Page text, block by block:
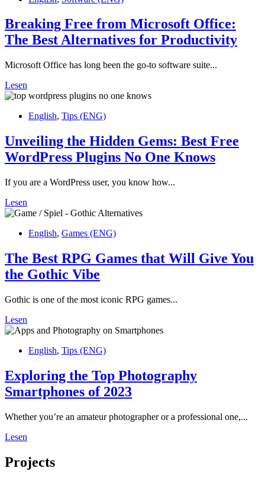
Breaking Free from Microsoft Office:
The Best Alternatives for Productivity
Microsoft Office has long been the go-to software suite...
Lesen
English, Tips (ENG)
Unveiling the Hidden Gems: Best Free
WordPress Plugins No One Knows
If you are a WordPress user, you know how...
Lesen
English, Games (ENG)
The Best RPG Games that Will Give You
the Gothic Vibe
Gothic is one of the most iconic RPG games...
Lesen
English, Tips (ENG)
Exploring the Top Photography
Smartphones of 2023
Whether you’re an amateur photographer or a professional one,...
Lesen
Projects